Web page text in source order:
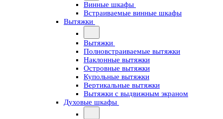
Винные шкафы
Встраиваемые винные шкафы
Вытяжки
Вытяжки
Полновстраиваемые вытяжки
Наклонные вытяжки
Островные вытяжки
Купольные вытяжки
Вертикальные вытяжки
Вытяжки с выдвижным экраном
Духовые шкафы